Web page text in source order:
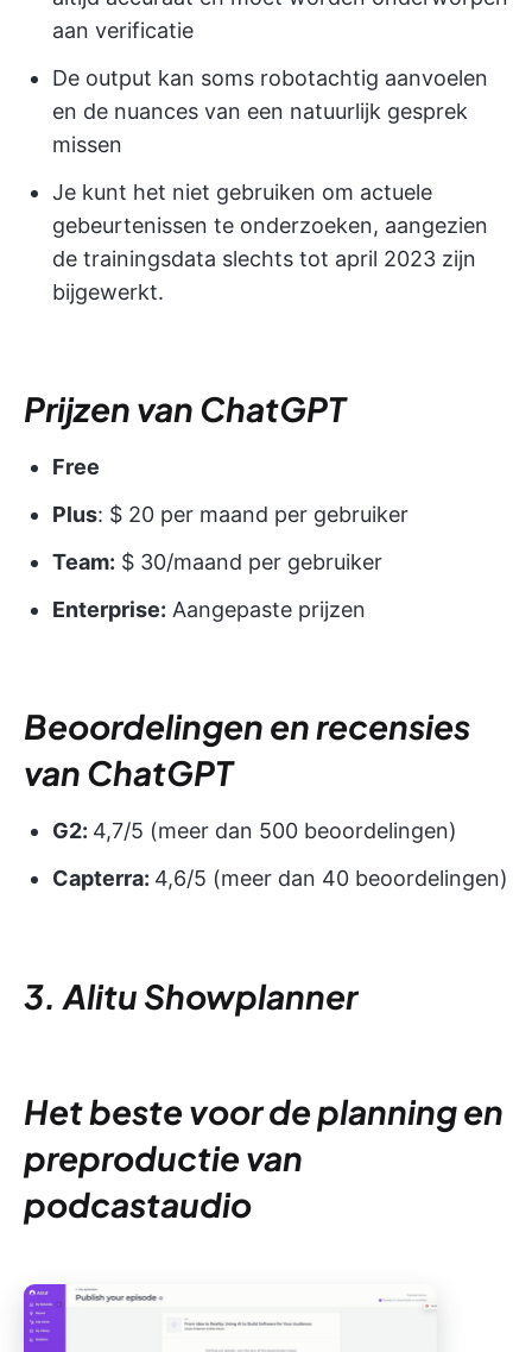
aan verificatie
De output kan soms robotachtig aanvoelen
en de nuances van een natuurlijk gesprek
missen
Je kunt het niet gebruiken om actuele
gebeurtenissen te onderzoeken, aangezien
de trainingsdata slechts tot april 2023 zijn
bijgewerkt.
Prijzen van ChatGPT
Free
Plus: $ 20 per maand per gebruiker
Team: $ 30/maand per gebruiker
Enterprise: Aangepaste prijzen
Beoordelingen en recensies
van ChatGPT
G2: 4,7/5 (meer dan 500 beoordelingen)
Capterra: 4,6/5 (meer dan 40 beoordelingen)
3. Alitu Showplanner
Het beste voor de planning en
preproductie van
podcastaudio